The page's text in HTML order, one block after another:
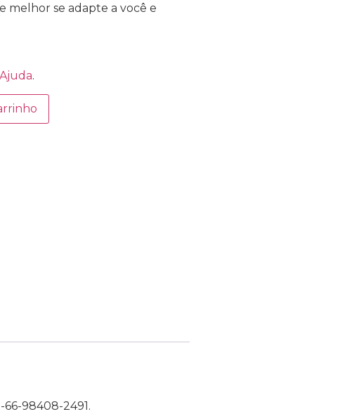
melhor se adapte a você e
Ajuda.
66-98408-2491.